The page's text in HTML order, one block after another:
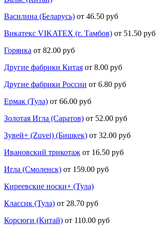
Василина (Беларусь) от 46.50 руб
Викатекс VIKATEX (г. Тамбов) от 51.50 руб
Горянка от 82.00 руб
Другие фабрики Китая от 8.00 руб
Другие фабрики России от 6.80 руб
Ермак (Тула) от 66.00 руб
Золотая Игла (Саратов) от 52.00 руб
Зувей+ (Zuvei) (Бишкек) от 32.00 руб
Ивановский трикотаж от 16.50 руб
Игла (Смоленск) от 159.00 руб
Киреевские носки+ (Тула)
Классик (Тула) от 28.70 руб
Корсюги (Китай) от 110.00 руб